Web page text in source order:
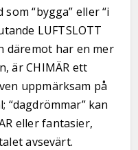
“bygga” eller “i
LUFTSLOTT
däremot har en mer
är CHIMÄR ett
uppmärksam på
kan
eller fantasier,
avsevärt.